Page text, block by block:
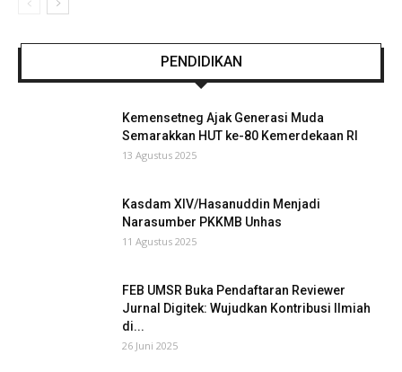
PENDIDIKAN
Kemensetneg Ajak Generasi Muda
Semarakkan HUT ke-80 Kemerdekaan RI
13 Agustus 2025
Kasdam XIV/Hasanuddin Menjadi
Narasumber PKKMB Unhas
11 Agustus 2025
FEB UMSR Buka Pendaftaran Reviewer
Jurnal Digitek: Wujudkan Kontribusi Ilmiah
di...
26 Juni 2025